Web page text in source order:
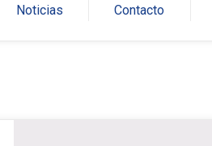
Noticias Contacto